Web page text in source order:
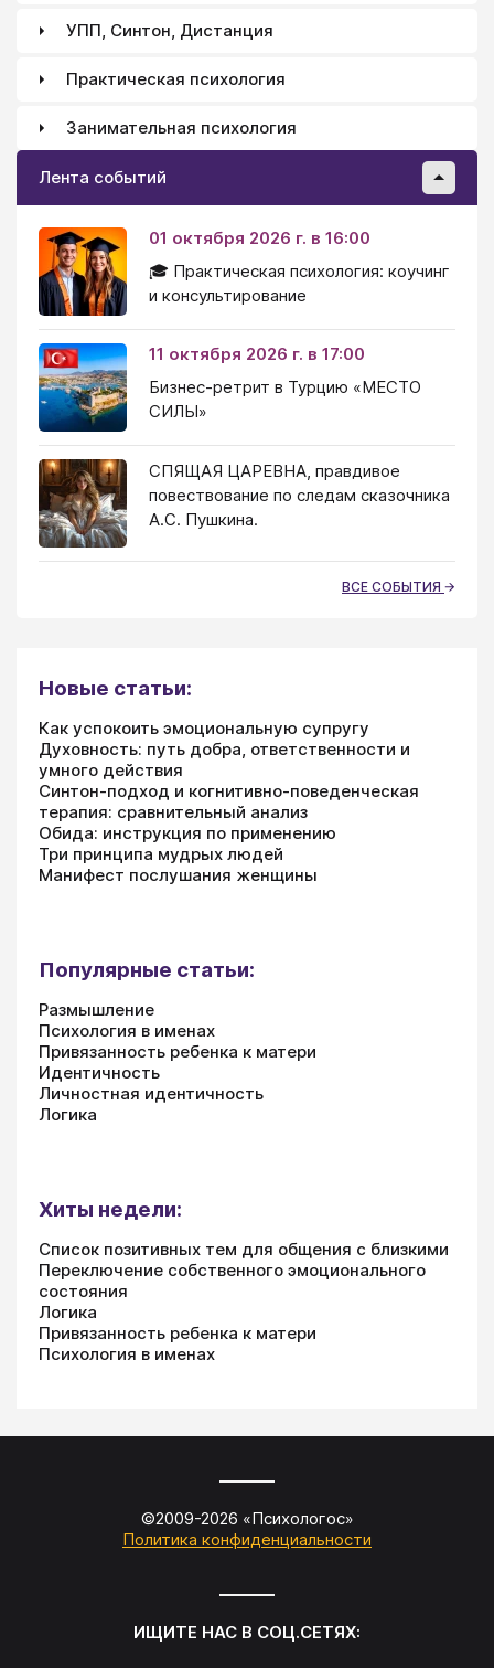
УПП, Синтон, Дистанция
Практическая психология
Занимательная психология
Лента событий
01 октября 2026 г. в 16:00
🎓 Практическая психология: коучинг
и консультирование
11 октября 2026 г. в 17:00
Бизнес-ретрит в Турцию «МЕСТО
СИЛЫ»
СПЯЩАЯ ЦАРЕВНА, правдивое
повествование по следам сказочника
А.С. Пушкина.
ВСЕ СОБЫТИЯ
Новые статьи:
Как успокоить эмоциональную супругу
Духовность: путь добра, ответственности и
умного действия
Синтон-подход и когнитивно-поведенческая
терапия: сравнительный анализ
Обида: инструкция по применению
Три принципа мудрых людей
Манифест послушания женщины
Популярные статьи:
Размышление
Психология в именах
Привязанность ребенка к матери
Идентичность
Личностная идентичность
Логика
Хиты недели:
Список позитивных тем для общения с близкими
Переключение собственного эмоционального
состояния
Логика
Привязанность ребенка к матери
Психология в именах
©2009-2026 «Психологос»
Политика конфиденциальности
ИЩИТЕ НАС В СОЦ.СЕТЯХ: